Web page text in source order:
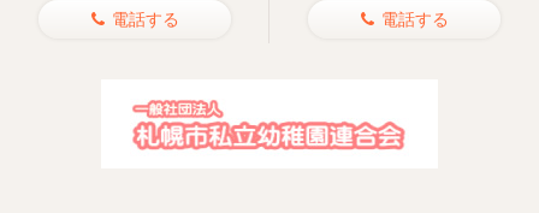
電話する 電話する